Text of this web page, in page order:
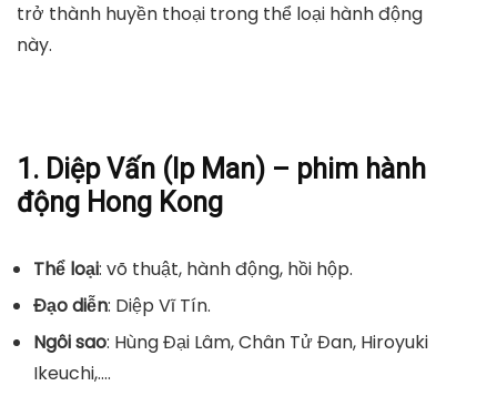
trở thành huyền thoại trong thể loại hành động
này.
1. Diệp Vấn (Ip Man) – phim hành
động Hong Kong
Thể loại: võ thuật, hành động, hồi hộp.
Đạo diễn: Diệp Vĩ Tín.
Ngôi sao: Hùng Đại Lâm, Chân Tử Đan, Hiroyuki
Ikeuchi,….